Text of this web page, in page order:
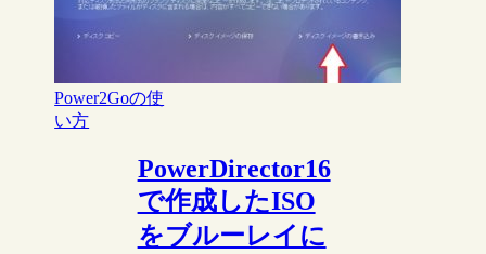
Power2Goの使
い方
PowerDirector16
で作成したISO
をブルーレイに